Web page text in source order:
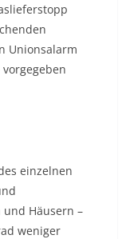
Unionsalarm
einzelnen
Häusern –
weniger